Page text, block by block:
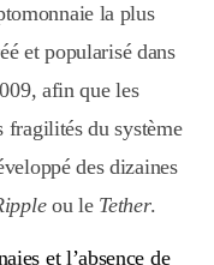
la plus
et popularisé dans
afin que les
fragilités du système
des dizaines
ou le Tether.
et l’absence de